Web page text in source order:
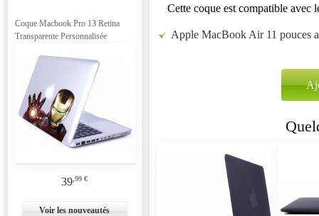
Coque Macbook Pro 13 Retina
Transparente Personnalisée
39 ,99 €
Voir les nouveautés
Cette coque est compatible avec
Apple MacBook Air 11 pouces